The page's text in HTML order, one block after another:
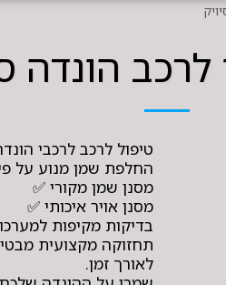
הונדה
תחזוקה מקצועית